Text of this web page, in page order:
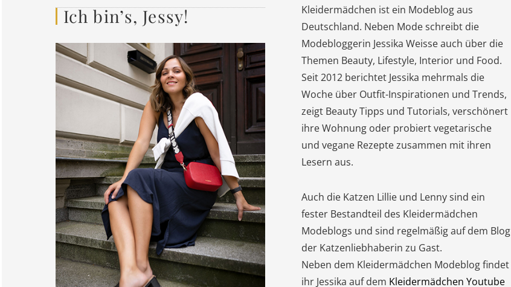
Ich bin’s, Jessy!
Kleidermädchen ist ein Modeblog aus
Deutschland. Neben Mode schreibt die
Modebloggerin Jessika Weisse auch über die
Themen Beauty, Lifestyle, Interior und Food.
Seit 2012 berichtet Jessika mehrmals die
Woche über Outfit-Inspirationen und Trends,
zeigt Beauty Tipps und Tutorials, verschönert
ihre Wohnung oder probiert vegetarische
und vegane Rezepte zusammen mit ihren
Lesern aus.
Auch die Katzen Lillie und Lenny sind ein
fester Bestandteil des Kleidermädchen
Modeblogs und sind regelmäßig auf dem Blog
der Katzenliebhaberin zu Gast.
Neben dem Kleidermädchen Modeblog findet
ihr Jessika auf dem Kleidermädchen Youtube